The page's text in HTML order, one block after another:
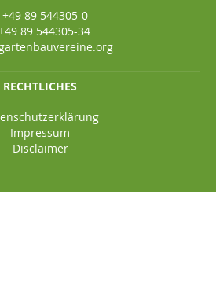
+49 89 544305-0
89 544305-34
RECHTLICHES
Impressum
Disclaimer